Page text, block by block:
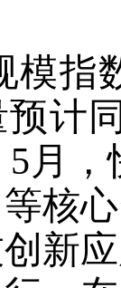
模指
预计
5月
核
新